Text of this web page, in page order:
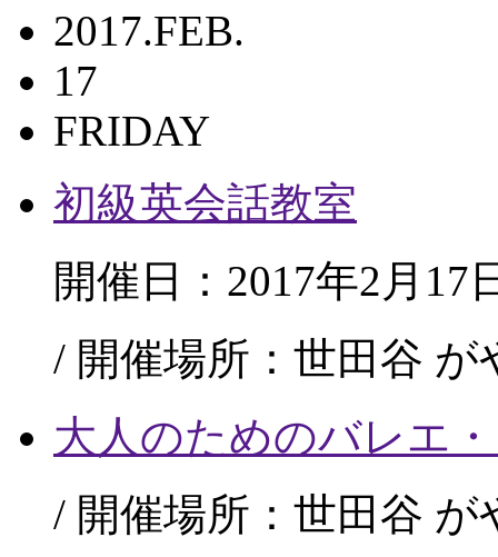
2017.FEB.
17
FRIDAY
初級英会話教室
開催日：2017年2月17
/ 開催場所：世田谷
大人のためのバレエ
/ 開催場所：世田谷